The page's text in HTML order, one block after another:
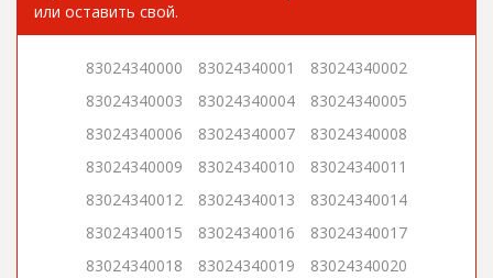
или оставить свой.
83024340000 83024340001
83024340002
83024340003
83024340004
83024340005
83024340006
83024340007
83024340008
83024340009
83024340010
83024340011
83024340012
83024340013
83024340014
83024340015
83024340016
83024340017
83024340018
83024340019
83024340020